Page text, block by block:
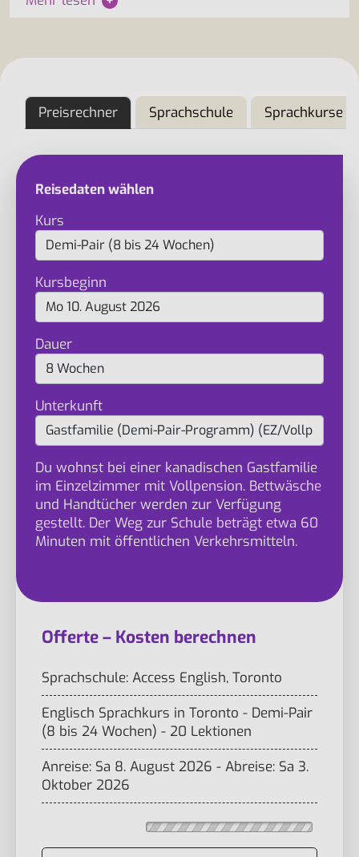
Preisrechner Sprachschule Sprachkurse
Reisedaten wählen
Kurs
Kursbeginn
Dauer
Unterkunft
Du wohnst bei einer kanadischen Gastfamilie
im Einzelzimmer mit Vollpension. Bettwäsche
und Handtücher werden zur Verfügung
gestellt. Der Weg zur Schule beträgt etwa 60
Minuten mit öffentlichen Verkehrsmitteln.
Offerte – Kosten berechnen
Sprachschule: Access English, Toronto
Englisch Sprachkurs in Toronto - Demi-Pair
(8 bis 24 Wochen) - 20 Lektionen
Anreise: Sa 8. August 2026 - Abreise: Sa 3.
Oktober 2026